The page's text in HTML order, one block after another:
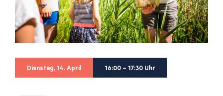
Dienstag, 14. April 16:00 – 17:30 Uhr